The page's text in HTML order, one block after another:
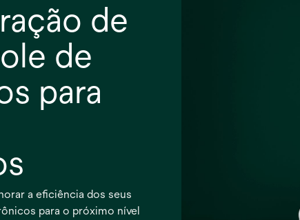
de
de
para
a eficiência dos seus
para o próximo nível